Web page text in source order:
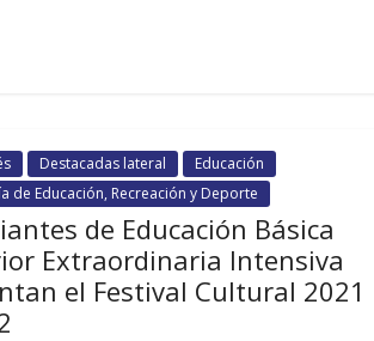
Destacadas lateral
Educación
de Educación, Recreación y Deporte
de Educación Básica
Extraordinaria Intensiva
el Festival Cultural 2021